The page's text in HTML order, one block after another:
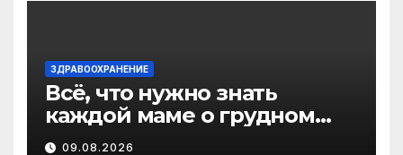
ЗДРАВООХРАНЕНИЕ
Всё, что нужно знать
каждой маме о грудном
вскармливании
09.08.2026